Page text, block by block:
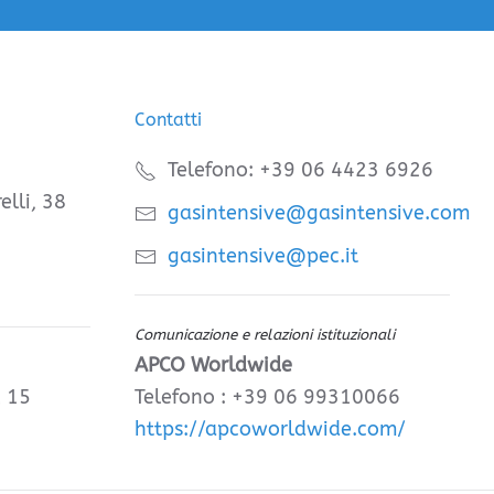
38
15
Contatti
Telefono: +39 06 4423 6926
gasintensive@gasintensive.com
gasintensive@pec.it
Comunicazione e relazioni istituzionali
APCO Worldwide
Telefono : +39 06 99310066
https://apcoworldwide.com/